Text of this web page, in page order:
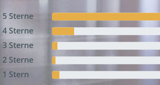
5 Sterne
4 Sterne
3 Sterne
2 Sterne
1 Stern